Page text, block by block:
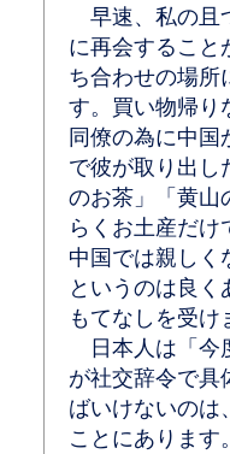
早速、私の且
に再会するこ
ち合わせの場所
す。買い物帰り
同僚の為に中
で彼が取り出し
のお茶」「黄山
らくお土産だ
中国では親しく
というのは良
もてなしを受け
日本人は「今
が社交辞令で具
ばいけないのは
ことにあります